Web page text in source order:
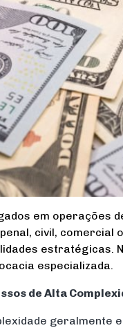
em operações
civil,
estratégicas.
especializada.
de Alta
geralmente